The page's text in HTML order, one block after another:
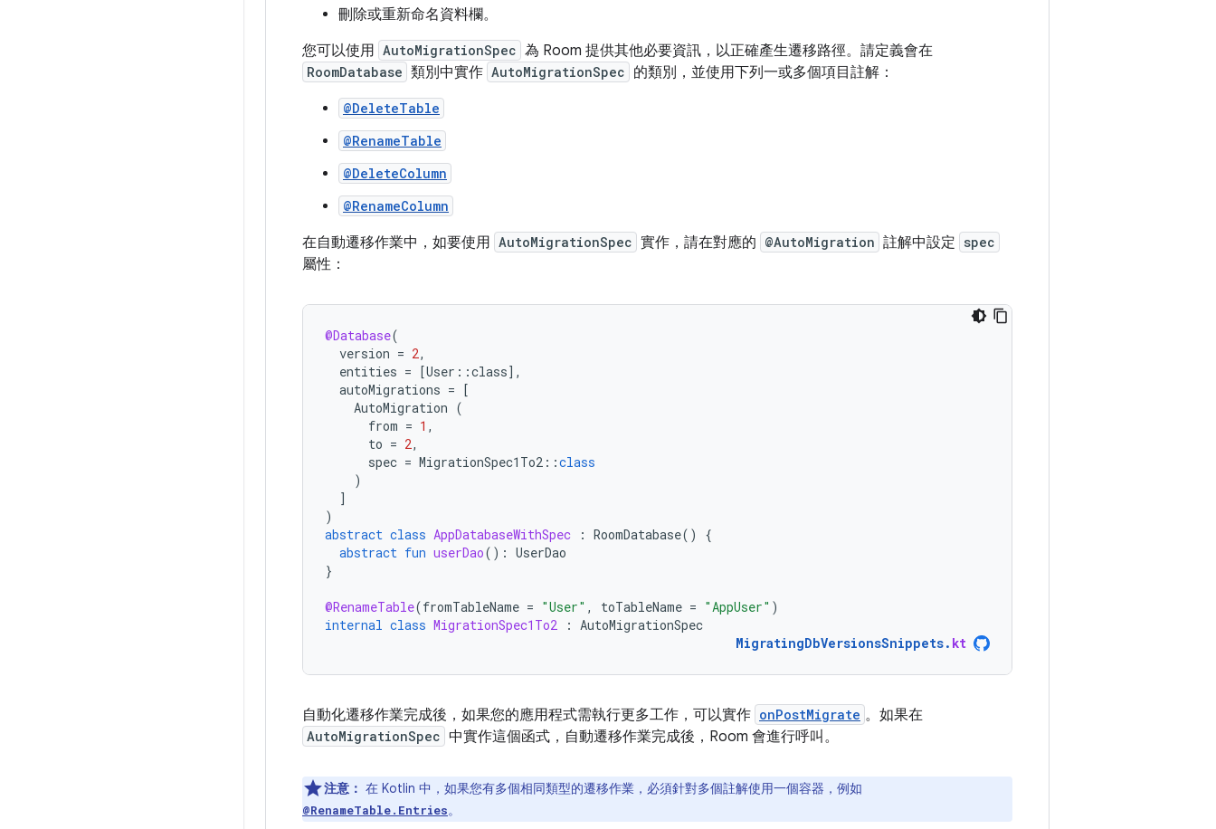
刪除或重新命名資料欄。
您可以使用 AutoMigrationSpec 為 Room 提供其他必要資訊，以正確產生遷移路徑。請定義會在
RoomDatabase 類別中實作 AutoMigrationSpec 的類別，並使用下列一或多個項目註解：
@DeleteTable
@RenameTable
@DeleteColumn
@RenameColumn
在自動遷移作業中，如要使用 AutoMigrationSpec 實作，請在對應的 @AutoMigration 註解中設定 spec
屬性：
@Database(
version = 2,
entities = [User ::class] ,
autoMigrations = [
AutoMigration (
from = 1 ,
to = 2,
spec = MigrationSpec1To2 ::class
)
]
)
abstract class AppDatabaseWithSpec : RoomDatabase()
{
abstract fun userDao(): UserDao
}
@RenameTable(fromTableName = "User" , toTableName = "AppUser" )
internal class MigrationSpec1To2 : AutoMigrationSpec
MigratingDbVersionsSnippets. kt
自動化遷移作業完成後，如果您的應用程式需執行更多工作，可以實作 onPostMigrate 。如果在
AutoMigrationSpec 中實作這個函式，自動遷移作業完成後，Room 會進行呼叫。
注意： 在 Kotlin 中，如果您有多個相同類型的遷移作業，必須針對多個註解使用一個容器，例如
@RenameTable.Entries。